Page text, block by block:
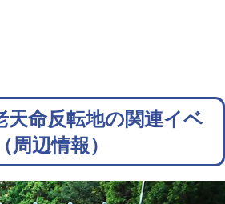
天命反転地の関連イベ
辺情報）